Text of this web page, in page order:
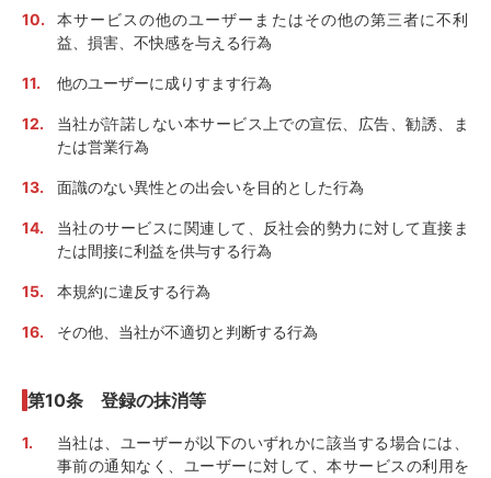
本サービスの他のユーザーまたはその他の第三者に不利
益、損害、不快感を与える行為
他のユーザーに成りすます行為
当社が許諾しない本サービス上での宣伝、広告、勧誘、ま
たは営業行為
面識のない異性との出会いを目的とした行為
当社のサービスに関連して、反社会的勢力に対して直接ま
たは間接に利益を供与する行為
本規約に違反する行為
その他、当社が不適切と判断する行為
第10条 登録の抹消等
当社は、ユーザーが以下のいずれかに該当する場合には、
事前の通知なく、ユーザーに対して、本サービスの利用を